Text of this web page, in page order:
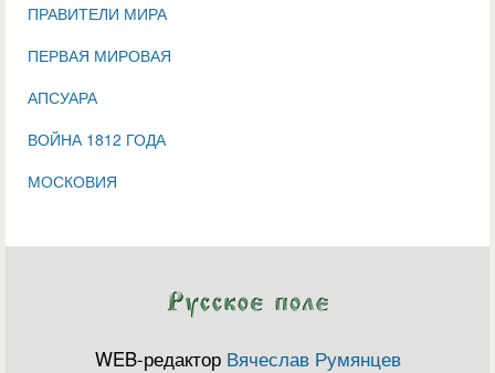
ПРАВИТЕЛИ МИРА
ПЕРВАЯ МИРОВАЯ
АПСУАРА
ВОЙНА 1812 ГОДА
МОСКОВИЯ
WEB-редактор Вячеслав Румянцев